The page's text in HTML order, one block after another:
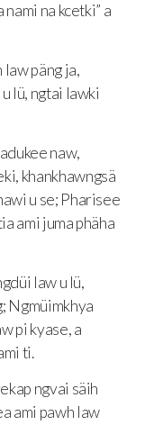
na kcetki” a
law päng ja,
lü, ngtai lawki
naw,
khankhawngsä
u se; Pharisee
ami juma phäha
law u lü,
Ngmüimkhya
pi kyase, a
ti.
ngvai säih
ami pawh law